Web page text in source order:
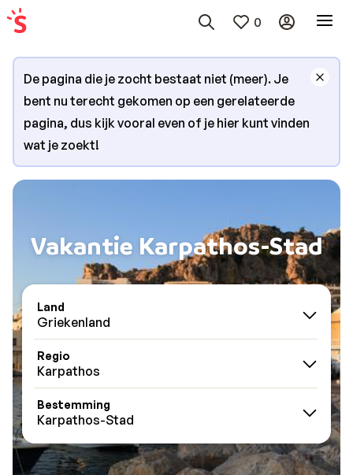
0
De pagina die je zocht bestaat niet (meer). Je
bent nu terecht gekomen op een gerelateerde
pagina, dus kijk vooral even of je hier kunt vinden
wat je zoekt!
Vakantie Karpathos-Stad
Land
Griekenland
Regio
Karpathos
Bestemming
Karpathos-Stad